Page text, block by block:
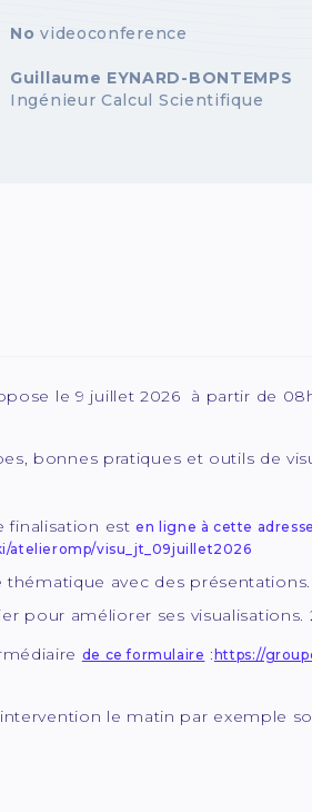
No videoconference
Guillaume EYNARD-BONTEMPS
Ingénieur Calcul Scientifique
le 9 juillet 2026 à partir de
bonnes pratiques et outils de
finalisation esten ligne à cette adresse
atelieromp/visu_jt_09juillet2026
thématique avec des
pour améliorer ses visualisations.
de ce formulaire : https://
le matin par exemple